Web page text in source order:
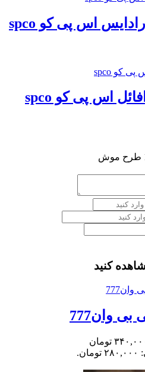
کنید
وان777
قیمت اصلی: ۳۴۰,۰۰۰ تومان